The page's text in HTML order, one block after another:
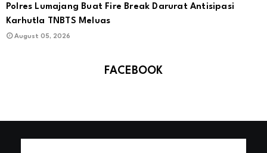
Polres Lumajang Buat Fire Break Darurat Antisipasi
Karhutla TNBTS Meluas
August 05, 2026
FACEBOOK